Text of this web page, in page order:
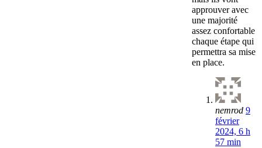
approuver avec
une majorité
assez confortable
chaque étape qui
permettra sa mise
en place.
nemrod 9
février
2024, 6 h
57 min